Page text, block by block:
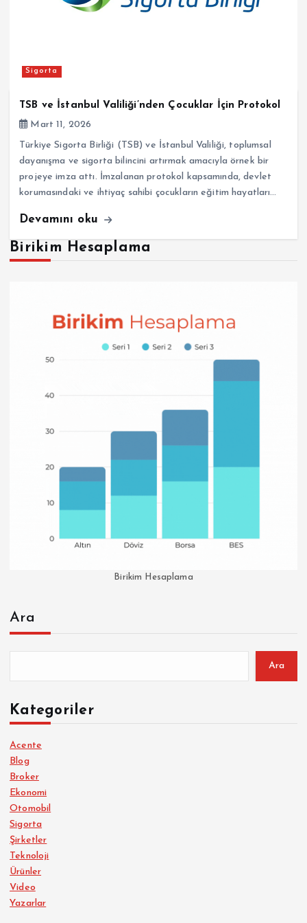
Sigorta
TSB ve İstanbul Valiliği’nden Çocuklar İçin Protokol
Mart 11, 2026
Türkiye Sigorta Birliği (TSB) ve İstanbul Valiliği, toplumsal
dayanışma ve sigorta bilincini artırmak amacıyla örnek bir
projeye imza attı. İmzalanan protokol kapsamında, devlet
korumasındaki ve ihtiyaç sahibi çocukların eğitim hayatları…
Devamını oku
Birikim Hesaplama
Birikim Hesaplama
Ara
Ara
Kategoriler
Acente
Blog
Broker
Ekonomi
Otomobil
Sigorta
Şirketler
Teknoloji
Ürünler
Video
Yazarlar